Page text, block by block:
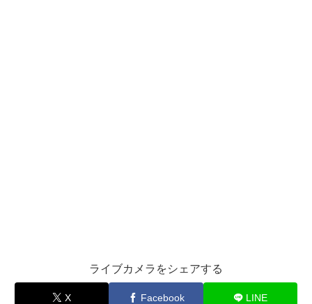
ライブカメラをシェアする
X Facebook LINE